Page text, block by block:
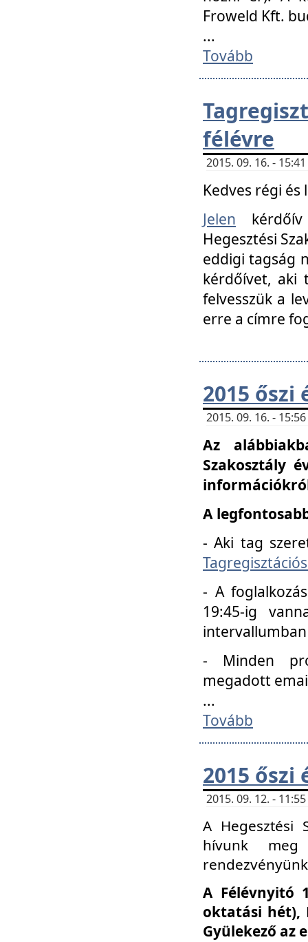
Froweld Kft.
...
Tovább
félévre
2015. 09. 16. -
Kedves régi
Jelen
Hegesztési
eddigi tagság
kérdőívet, aki
felvesszük a
erre a címre
2015 őszi
2015. 09. 16. -
Az
Szakosztály
A
- Aki tag
- A
19:45-ig
- Minden
megadott
...
Tovább
2015
2015. 09. 12. -
A Hegesztési
hívunk
A Félévnyitó
oktatási hét),
Gyülekező az